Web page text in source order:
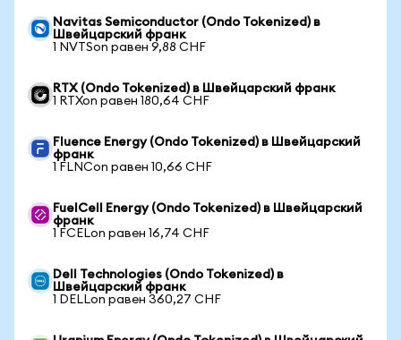
Navitas Semiconductor (Ondo Tokenized) в
Швейцарский франк
1 NVTSon равен 9,88 CHF
RTX (Ondo Tokenized) в Швейцарский франк
1 RTXon равен 180,64 CHF
Fluence Energy (Ondo Tokenized) в Швейцарский
франк
1 FLNCon равен 10,66 CHF
FuelCell Energy (Ondo Tokenized) в Швейцарский
франк
1 FCELon равен 16,74 CHF
Dell Technologies (Ondo Tokenized) в
Швейцарский франк
1 DELLon равен 360,27 CHF